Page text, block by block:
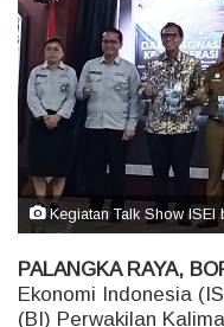
a
n
e
m
a
Kegiatan Talk Show ISEI
PALANGKA RAYA,
Ekonomi Indonesia
(BI) Perwakilan